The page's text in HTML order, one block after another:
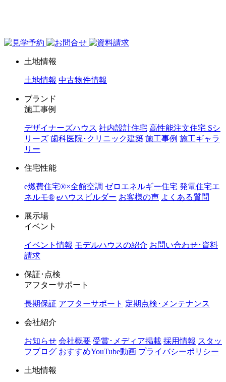
土地情報
土地情報 中古物件情報
ブランド
施工事例
デザイナーズハウス 社内設計住宅 高性能注文住宅 Sシ
リーズ 歯科医院･クリニック建築 施工事例 施工ギャラ
リー
住宅性能
e燃費住宅®︎×全館空調 ゼロエネルギー住宅 発電住宅エ
ネルモ®︎ eハウスビルダー お客様の声 よくある質問
展示場
イベント
イベント情報 モデルハウスの紹介 お問い合わせ･資料
請求
保証･点検
アフターサポート
長期保証 アフターサポート 定期点検･メンテナンス
会社紹介
お知らせ 会社概要 受賞･メディア掲載 採用情報 スタッ
フブログ おすすめYouTube動画 プライバシーポリシー
土地情報